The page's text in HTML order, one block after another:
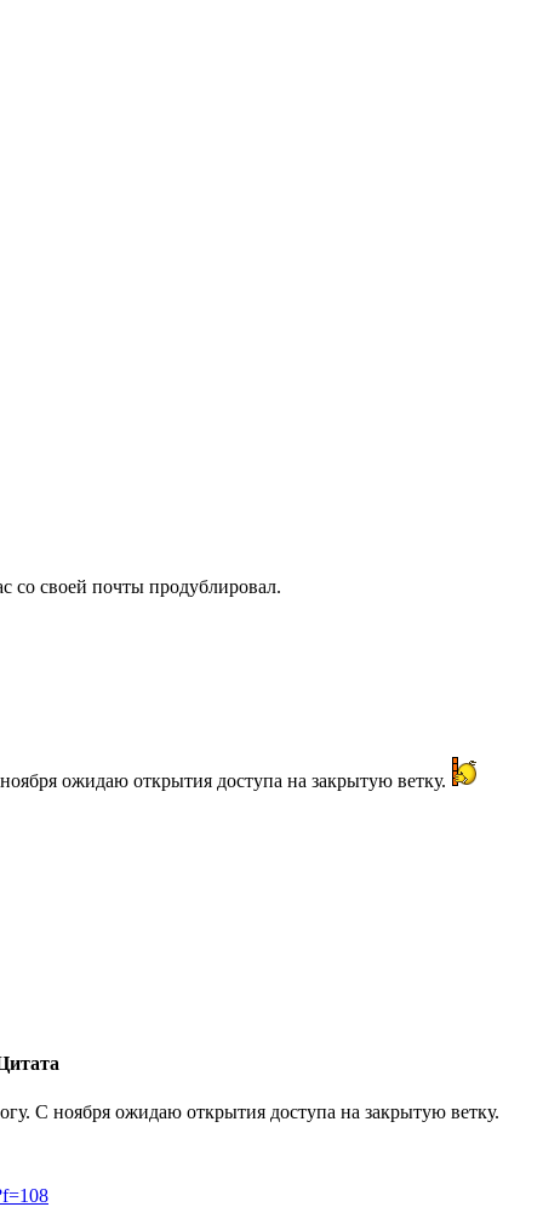
со своей почты продублировал.
ожидаю открытия доступа на закрытую ветку.
С ноября ожидаю открытия доступа на закрытую ветку.